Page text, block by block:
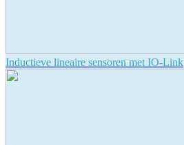
Inductieve lineaire sensoren met IO-Link